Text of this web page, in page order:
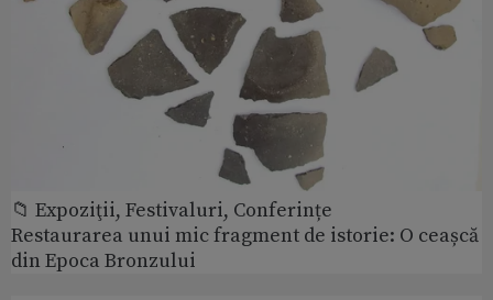
📁 Expoziţii, Festivaluri, Conferințe
Restaurarea unui mic fragment de istorie: O ceașcă
din Epoca Bronzului